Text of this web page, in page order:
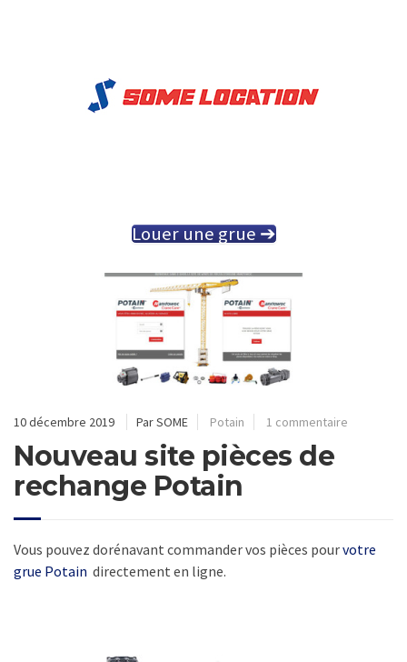
Louer une grue ➔
10 décembre 2019 Par SOME Potain 1 commentaire
Nouveau site pièces de
rechange Potain
Vous pouvez dorénavant commander vos pièces pourvotre
grue Potain directement en ligne.